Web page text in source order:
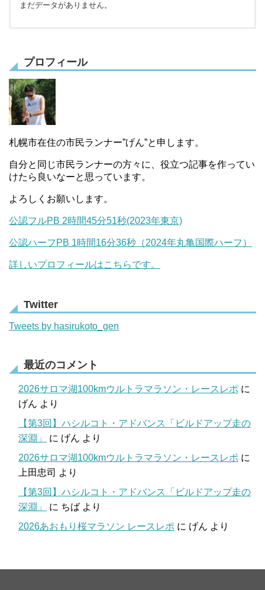
まだデータがありません。
プロフィール
札幌市在住の市民ランナー”げん”と申します。
自分と同じ市民ランナーの方々に、役立つ記事を作ってい
けたら良いなーと思っています。
よろしくお願いします。
公認フルPB 2時間45分51秒(2023年東京)
公認ハーフPB 1時間16分36秒（2024年丸亀国際ハーフ）
詳しいプロフィールはこちらです。
Twitter
Tweets by hasirukoto_gen
最近のコメント
2026サロマ湖100kmウルトラマラソン・レースレポ に
げん より
【第3回】ハシルコト・アドバンス「ビルドアップ走の
深淵」
に げん より
2026サロマ湖100kmウルトラマラソン・レースレポ に
上田忠司 より
【第3回】ハシルコト・アドバンス「ビルドアップ走の
深淵」
に ちば より
2026あおもり桜マラソン レースレポ に げん より